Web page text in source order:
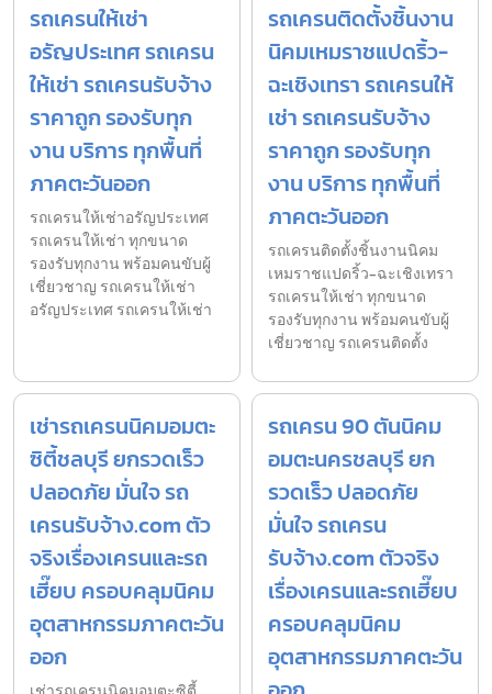
รถเครนให้เช่า
อรัญประเทศ รถเครน
ให้เช่า รถเครนรับจ้าง
ราคาถูก รองรับทุก
งาน บริการ ทุกพื้นที่
ภาคตะวันออก
รถเครนให้เช่าอรัญประเทศ
รถเครนให้เช่า ทุกขนาด
รองรับทุกงาน พร้อมคนขับผู้
เชี่ยวชาญ รถเครนให้เช่า
อรัญประเทศ รถเครนให้เช่า
รถเครนติดตั้งชิ้นงาน
นิคมเหมราชแปดริ้ว-
ฉะเชิงเทรา รถเครนให้
เช่า รถเครนรับจ้าง
ราคาถูก รองรับทุก
งาน บริการ ทุกพื้นที่
ภาคตะวันออก
รถเครนติดตั้งชิ้นงานนิคม
เหมราชแปดริ้ว-ฉะเชิงเทรา
รถเครนให้เช่า ทุกขนาด
รองรับทุกงาน พร้อมคนขับผู้
เชี่ยวชาญ รถเครนติดตั้ง
เช่ารถเครนนิคมอมตะ
ซิตี้ชลบุรี ยกรวดเร็ว
ปลอดภัย มั่นใจ รถ
เครนรับจ้าง.com ตัว
จริงเรื่องเครนและรถ
เฮี๊ยบ ครอบคลุมนิคม
อุตสาหกรรมภาคตะวัน
ออก
รถเครน 90 ตันนิคม
อมตะนครชลบุรี ยก
รวดเร็ว ปลอดภัย
มั่นใจ รถเครน
รับจ้าง.com ตัวจริง
เรื่องเครนและรถเฮี๊ยบ
ครอบคลุมนิคม
อุตสาหกรรมภาคตะวัน